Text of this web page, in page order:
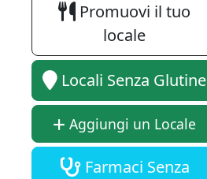
Promuovi il tuo
locale
Locali Senza Glutine
Aggiungi un Locale
Farmaci Senza